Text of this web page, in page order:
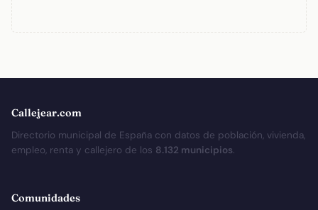
Callejear.com
Directorio municipal de España con datos de población, vivienda,
empleo, renta y callejero de los 8.132 municipios.
Comunidades